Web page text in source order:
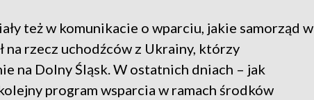
też w komunikacie o wparciu, jakie samorząd w
na rzecz uchodźców z Ukrainy, którzy
na Dolny Śląsk. W ostatnich dniach – jak
program wsparcia w ramach środków